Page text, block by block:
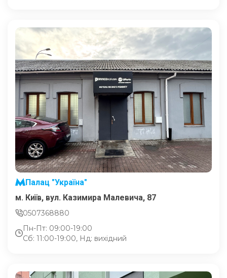
Палац "Україна"
м. Київ, вул. Казимира Малевича, 87
0507368880
Пн-Пт: 09:00-19:00
Сб: 11:00-19:00, Нд: вихідний